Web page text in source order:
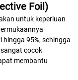
Foil)
untuk keperluan
95%, sehingga
cocok
membantu